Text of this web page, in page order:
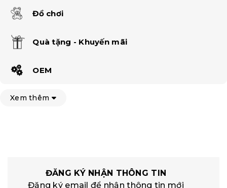
Đồ chơi
Quà tặng - Khuyến mãi
OEM
Xem thêm
ĐĂNG KÝ NHẬN THÔNG TIN
Đăng ký email để nhận thông tin mới